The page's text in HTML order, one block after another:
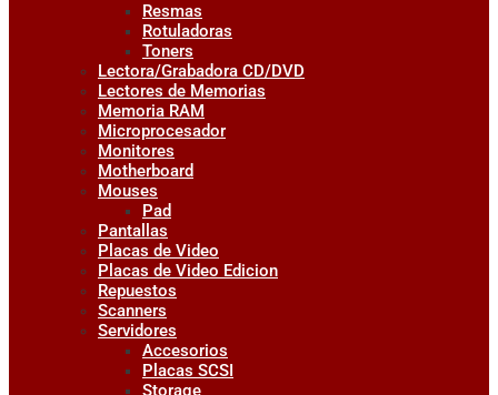
Resmas
Rotuladoras
Toners
Lectora/Grabadora CD/DVD
Lectores de Memorias
Memoria RAM
Microprocesador
Monitores
Motherboard
Mouses
Pad
Pantallas
Placas de Video
Placas de Video Edicion
Repuestos
Scanners
Servidores
Accesorios
Placas SCSI
Storage